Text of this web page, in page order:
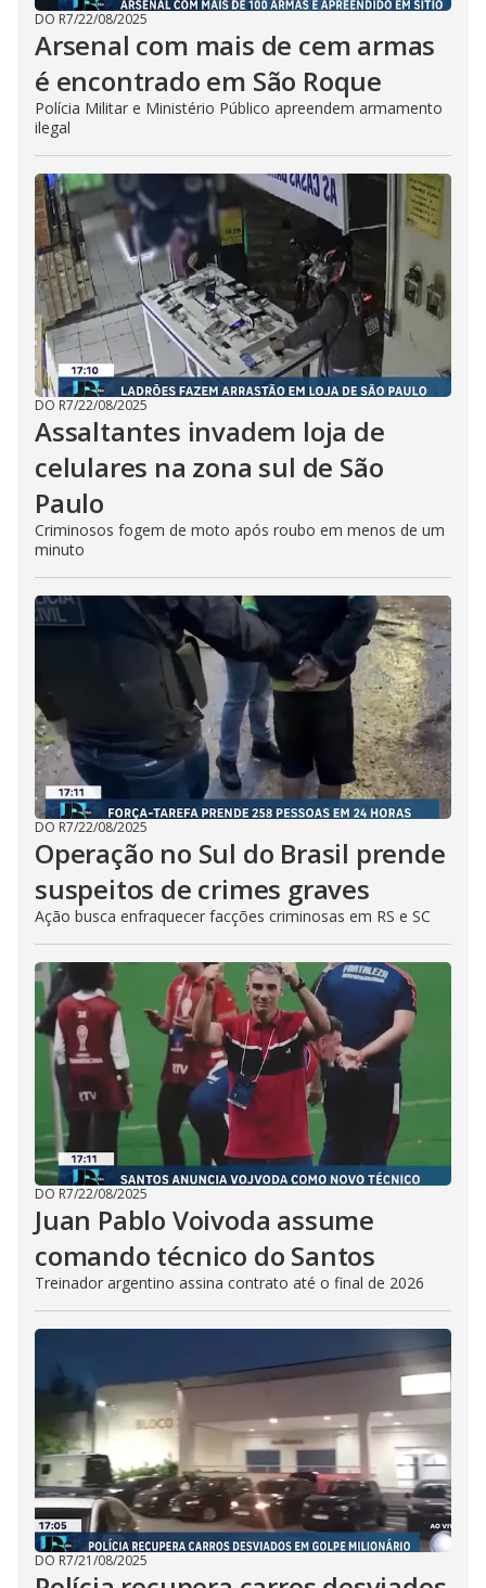
DO R7/22/08/2025
Arsenal com mais de cem armas
é encontrado em São Roque
Polícia Militar e Ministério Público apreendem armamento
ilegal
DO R7/22/08/2025
Assaltantes invadem loja de
celulares na zona sul de São
Paulo
Criminosos fogem de moto após roubo em menos de um
minuto
DO R7/22/08/2025
Operação no Sul do Brasil prende
suspeitos de crimes graves
Ação busca enfraquecer facções criminosas em RS e SC
DO R7/22/08/2025
Juan Pablo Voivoda assume
comando técnico do Santos
Treinador argentino assina contrato até o final de 2026
DO R7/21/08/2025